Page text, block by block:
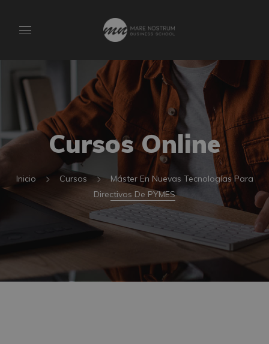
Cursos Online
Inicio Cursos
Máster En Nuevas Tecnologías Para
Directivos De PYMES